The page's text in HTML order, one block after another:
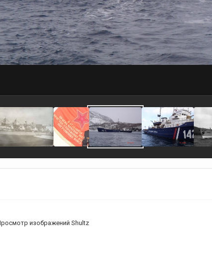
изображений Shultz